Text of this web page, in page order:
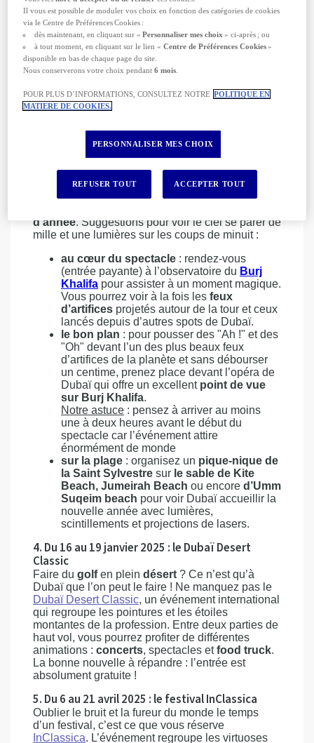
plaisir !
Pendant plus d’un mois, Dubaï se transforme en
ungigantesque magasin à prix réduits. Au
programme :distribution de freebies, grosses
réductionset promotions sur toutes sortes de
produits :grandes marques,
artisanat,articles électroniques et high tech…
Tout le monde joue le jeu : des gigantesques
3. 31 décembre 2024 - 1er janvier 2025 : Feux
d’artifices pour le réveillon du nouvel an
Connue pour battre régulièrement des records
shows pyrotechniquesles plus
spectaculaires au monde, Dubaï ne vous décevra
d’année. Suggestions pour voir le ciel se parer de
mille et une lumières sur les coups de minuit :
au cœur du spectacle : rendez-vous
(entrée payante) à l’observatoire du Burj
Khalifa pour assister à un moment magique.
Vous pourrez voir à la fois les feux
d’artifices projetés autour de la tour et ceux
lancés depuis d’autres spots de Dubaï.
le bon plan : pour pousser des "Ah !" et des
"Oh" devant l’un des plus beaux feux
d’artifices de la planète et sans débourser
un centime, prenez place devant l’opéra de
Dubaï qui offre un excellent point de vue
sur Burj Khalifa.
Notre astuce : pensez à arriver au moins
une à deux heures avant le début du
spectacle car l’événement attire
énormément de monde
sur la plage : organisez un pique-nique de
la Saint Sylvestre sur le sable de Kite
Beach, Jumeirah Beach ou encore d’Umm
Suqeim beach pour voir Dubaï accueillir la
nouvelle année avec lumières,
scintillements et projections de lasers.
4. Du 16 au 19 janvier 2025 : le Dubaï Desert
Classic
Faire du golfen plein désert ? Ce n’est qu’à
Dubaï que l’on peut le faire ! Ne manquez pas le
Dubaï Desert Classic, un événement international
qui regroupe les pointures et les étoiles
montantes de la profession. Entre deux parties de
haut vol, vous pourrez profiter de différentes
animations : concerts, spectacles etfood truck.
La bonne nouvelle à répandre : l’entrée est
absolument gratuite !
5. Du 6 au 21 avril 2025 : le festival InClassica
Oublier le bruit et la fureur du monde le temps
d’un festival, c’est ce que vous réserve
InClassica. L’événement regroupe les virtuoses
Il vous est possible de moduler vos choix en fonction des catégories de cookies
via le Centre de Préférences Cookies :
dès maintenant, en cliquant sur « Personnaliser mes choix » ci-après ; ou
à tout moment, en cliquant sur le lien « Centre de Préférences Cookies»
disponible en bas de chaque page du site.
Nous conserverons votre choix pendant6 mois
POUR PLUS D’INFORMATIONS, CONSULTEZ NOTRE POLITIQUE EN
MATIERE DE COOKIES.
PERSONNALISER MES CHOIX
REFUSER TOUT ACCEPTER TOUT